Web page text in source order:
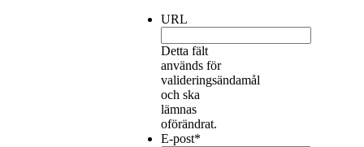
URL
Detta fält
används för
valideringsändamål
och ska
lämnas
oförändrat.
E-post*